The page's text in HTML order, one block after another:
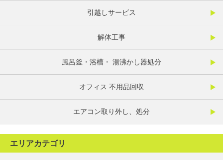
引越しサービス
解体工事
風呂釜・浴槽・ 湯沸かし器処分
オフィス 不用品回収
エアコン取り外し、処分
エリアカテゴリ